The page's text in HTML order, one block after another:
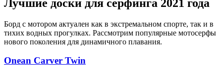
Лучшие доски для серфинга 2021 года
Борд с мотором актуален как в экстремальном спорте, так и в
тихих водных прогулках. Рассмотрим популярные мотосерфы
нового поколения для динамичного плавания.
Onean Carver Twin